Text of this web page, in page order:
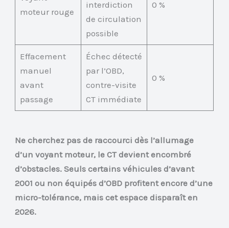
moteur rouge
interdiction
de circulation
possible
0 %
Effacement
manuel
avant
passage
Échec détecté
par l’OBD,
contre-visite
CT immédiate
0 %
Ne cherchez pas de raccourci dès l’allumage
d’un voyant moteur, le CT devient encombré
d’obstacles. Seuls certains véhicules d’avant
2001 ou non équipés d’OBD profitent encore d’une
micro-tolérance, mais cet espace disparaît en
2026.